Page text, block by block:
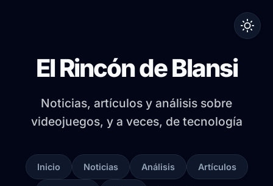
El Rincón de Blansi
Noticias, artículos y análisis sobre
videojuegos, y a veces, de tecnología
Inicio Noticias Análisis Artículos